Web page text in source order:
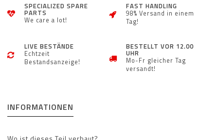
SPECIALIZED SPARE
PARTS
We care a lot!
FAST HANDLING
98% Versand in einem
Tag!
LIVE BESTÄNDE
Echtzeit
Bestandsanzeige!
BESTELLT VOR 12.00
UHR
Mo-Fr gleicher Tag
versandt!
INFORMATIONEN